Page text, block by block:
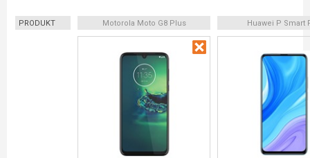
PRODUKT Motorola Moto G8 Plus Huawei P Smart